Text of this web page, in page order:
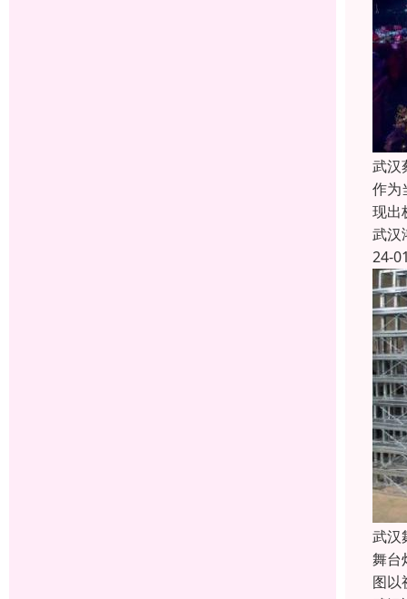
武汉
作为
现出
武汉
24-
武汉
舞台
图以